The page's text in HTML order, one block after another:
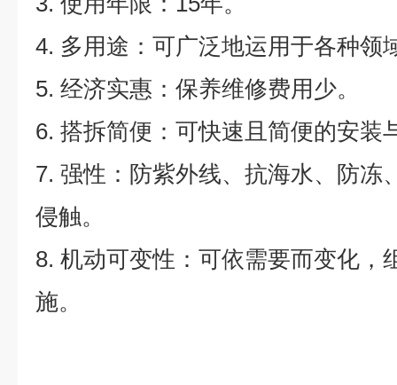
4. 多用途：可广泛地运用于各种领
5. 经济实惠：保养维修费用少。
6. 搭拆简便：可快速且简便的安装
7. 强性：防紫外线、抗海水、防冻
侵触。
8. 机动可变性：可依需要而变化，
施。